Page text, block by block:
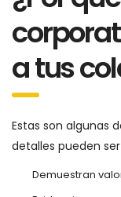
a tus
Estas son algunas
detalles pueden
Demuestran